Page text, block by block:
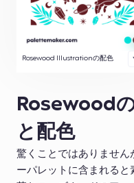
Rosewood Illustrationの配色
Rosewood
と配色
驚くことではありませ
ーパレットに含まれる